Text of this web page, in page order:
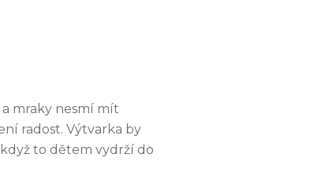
mraky nesmí mít
radost. Výtvarka by
to dětem vydrží do